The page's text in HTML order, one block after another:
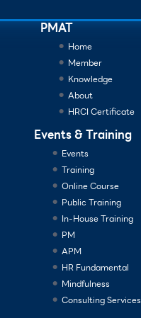
PMAT
Home
Member
Knowledge
About
HRCI Certificate
Events & Training
Events
Training
Online Course
Public Training
In-House Training
PM
APM
HR Fundamental
Mindfulness
Consulting Services